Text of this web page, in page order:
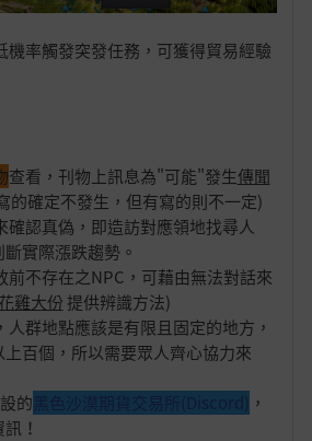
率觸發突發任務，可獲得貿易經驗
查看，刊物上訊息為"可能"發生傳聞
的確定不發生，但有寫的則不一定)
認真偽，即造訪對應領地找尋人
實際漲跌趨勢。
不存在之NPC，可藉由無法對話來
雞大份 提供辨識方法)
群地點應該是有限且固定的地方，
百個，所以需要眾人齊心協力來
的
，
！